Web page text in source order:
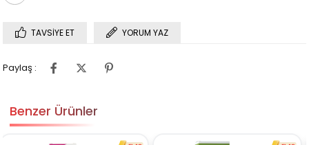
TAVSIYE ET YORUM YAZ
Paylaş :
Benzer Ürünler